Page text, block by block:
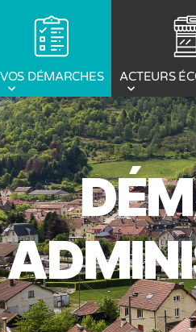
VOS DÉMARCHES ACTEURS